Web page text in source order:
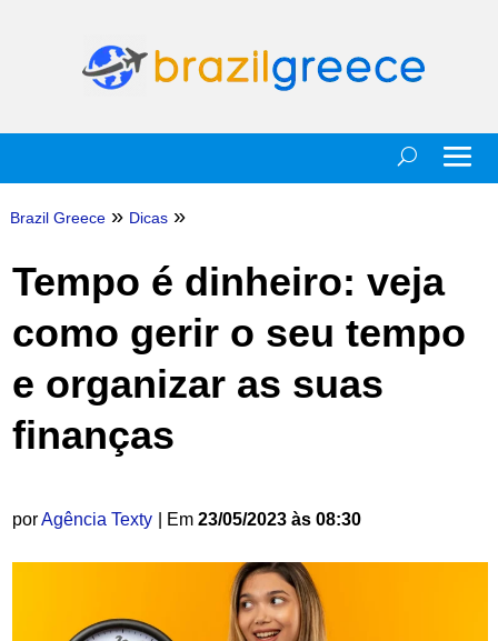
Brazil Greece » Dicas »
Tempo é dinheiro: veja
como gerir o seu tempo
e organizar as suas
finanças
porAgência Texty | Em 23/05/2023 às 08:30